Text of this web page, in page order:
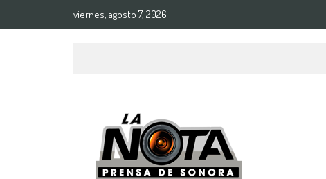
viernes, agosto 7, 2026